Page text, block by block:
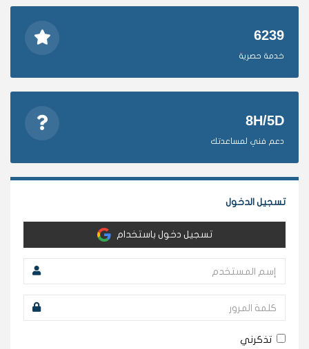
6239
خدمة حصرية
8H/5D
دعم فني لمساعدتك
تسجيل الدخول
تسجيل دخول باستخدام
تذكرني